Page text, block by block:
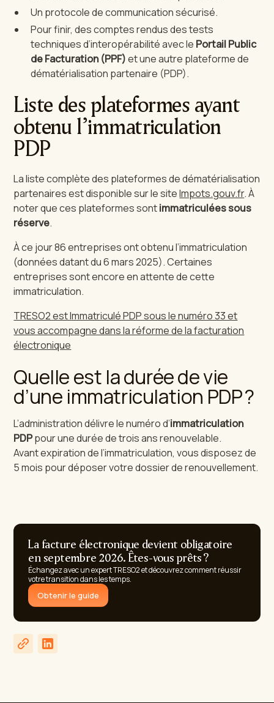
Un protocole de communication sécurisé.
Pour finir, des comptes rendus des tests
techniques d’interopérabilité avec le Portail Public
de Facturation (PPF)et une autre plateforme de
dématérialisation partenaire (PDP).
Liste des plateformes ayant
obtenu l’immatriculation
PDP
La liste complète des plateformes de dématérialisation
partenaires est disponible sur le siteImpots.gouv.fr. À
noter que ces plateformes sontimmatriculées sous
réserve.
À ce jour 86 entreprises ont obtenu l’immatriculation
(données datant du 6 mars 2025). Certaines
entreprises sont encore en attente de cette
immatriculation.
TRESO2 est Immatriculé PDP sous le numéro 33 et
vous accompagne dans la réforme de la facturation
électronique
Quelle est la durée de vie
d’une immatriculation PDP ?
L’administration délivre le numéro d’immatriculation
PDPpour une durée de trois ans renouvelable.
Avant expiration de l’immatriculation, vous disposez de
5 mois pour déposer votre dossier de renouvellement.
La facture électronique devient obligatoire
en septembre 2026. Êtes-vous prêts ?
Échangez avec un expert TRESO2 et découvrez comment réussir
votre transition dans les temps.
Obtenir le guide